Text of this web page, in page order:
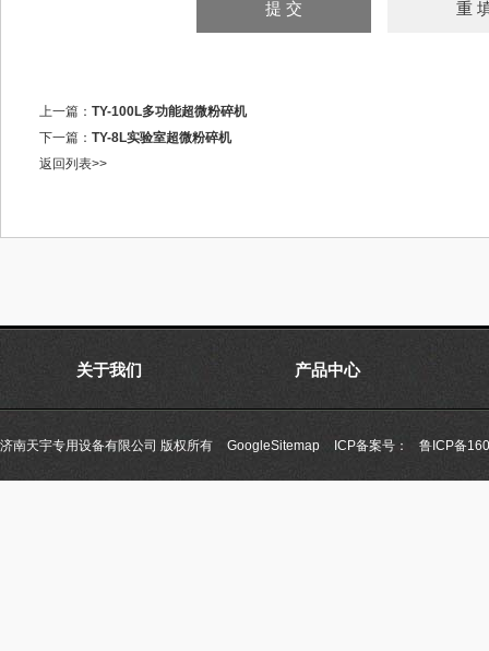
上一篇： TY-100L多功能超微粉碎机
下一篇： TY-8L实验室超微粉碎机
返回列表>>
关于我们 产品中心
济南天宇专用设备有限公司 版权所有 GoogleSitemap ICP备案号： 鲁ICP备